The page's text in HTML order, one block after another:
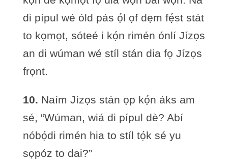
di pípul wé óld pás ọ́l ọf dẹm fẹ́st stát
to kọmọt, sóteé i kọ́n rimén ónlí Jízọs
an di wúman wé stíl stán dia fọ Jízọs
frọnt.
10. Naím Jízọs stán ọp kọ́n áks am
sé, “Wúman, wiá di pípul dè? Abí
nóbọ́di rimén hia to stíl tọ́k sé yu
sọpóz to dai?”